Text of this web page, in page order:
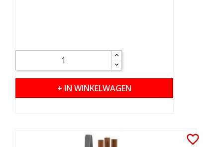
+ IN WINKELWAGEN
favorite_border